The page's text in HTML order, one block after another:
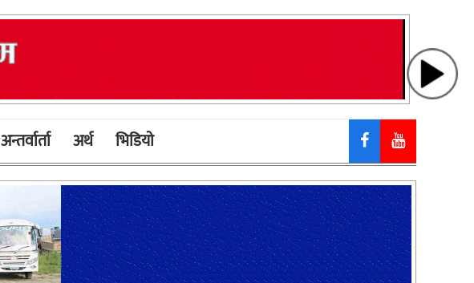
अन्तर्वार्ता अर्थ भिडियाे